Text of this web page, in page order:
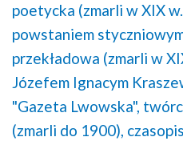
poetycka (zmarli w XIX
powstaniem
przekładowa (zmarli w
Józefem Ignacym
"Gazeta Lwowska",
(zmarli do 1900),